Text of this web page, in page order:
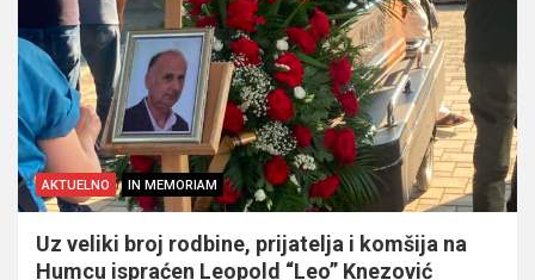
AKTUELNO IN MEMORIAM
Uz veliki broj rodbine, prijatelja i komšija na
Humcu ispraćen Leopold “Leo” Knezović